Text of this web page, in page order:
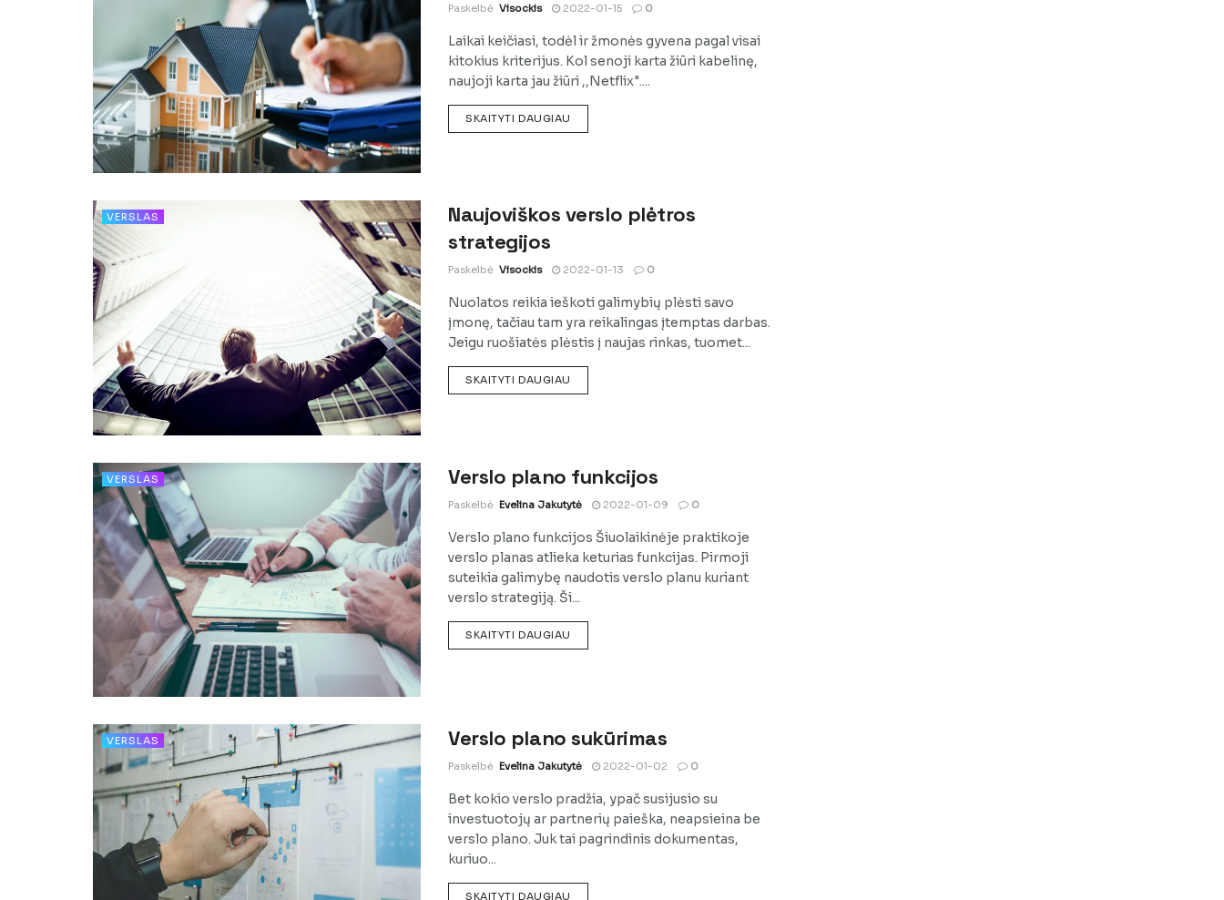
Paskelbė Visockis 2022-01-15 0
Laikai keičiasi, todėl ir žmonės gyvena pagal visai
kitokius kriterijus. Kol senoji karta žiūri kabelinę,
naujoji karta jau žiūri ,,Netflix"....
SKAITYTI DAUGIAU
VERSLAS
Naujoviškos verslo plėtros
strategijos
Paskelbė Visockis 2022-01-13 0
Nuolatos reikia ieškoti galimybių plėsti savo
įmonę, tačiau tam yra reikalingas įtemptas darbas.
Jeigu ruošiatės plėstis į naujas rinkas, tuomet...
SKAITYTI DAUGIAU
VERSLAS Verslo plano funkcijos
Paskelbė Evelina Jakutytė 2022-01-09 0
Verslo plano funkcijos Šiuolaikinėje praktikoje
verslo planas atlieka keturias funkcijas. Pirmoji
suteikia galimybę naudotis verslo planu kuriant
verslo strategiją. Ši...
SKAITYTI DAUGIAU
VERSLAS Verslo plano sukūrimas
Paskelbė Evelina Jakutytė 2022-01-02 0
Bet kokio verslo pradžia, ypač susijusio su
investuotojų ar partnerių paieška, neapsieina be
verslo plano. Juk tai pagrindinis dokumentas,
kuriuo...
SKAITYTI DAUGIAU